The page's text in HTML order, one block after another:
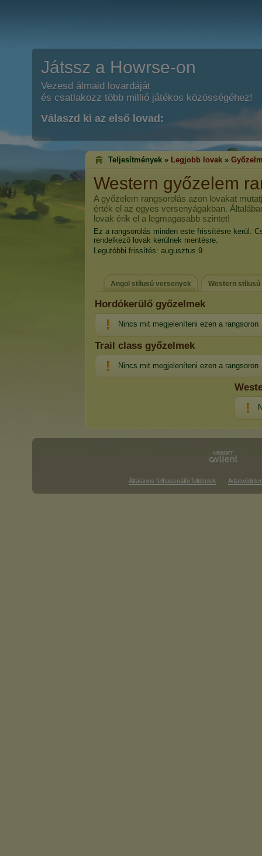
Játssz a Howrse-on
Vezesd álmaid lovardáját
és csatlakozz több millió játékos közösségéhez!
Válaszd ki az első lovad:
Teljesítmények » Legjobb lovak »
Western győzelem
A győzelem rangsorolás azon lovakat
érték el az egyes versenyágakban.
lovak érik el a legmagasabb szintet!
Ez a rangsorolás minden este frissítésre kerül.
rendelkező lovak kerülnek mentésre.
Legutóbbi frissítés: augusztus 9.
Angol stílusú versenyek Western
Hordókerülő győzelmek
Nincs mit megjeleníteni ezen a rangsoron
Trail class győzelmek
Nincs mit megjeleníteni ezen a rangsoron
Általános felhasználói feltételek